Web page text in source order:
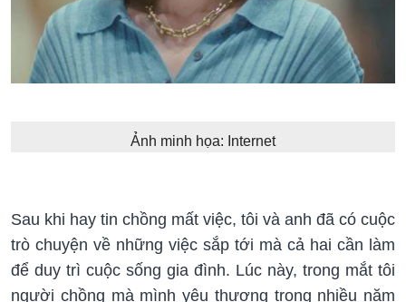
Ảnh minh họa: Internet
Sau khi hay tin chồng mất việc, tôi và anh đã có cuộc
trò chuyện về những việc sắp tới mà cả hai cần làm
để duy trì cuộc sống gia đình. Lúc này, trong mắt tôi
người chồng mà mình yêu thương trong nhiều năm